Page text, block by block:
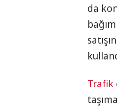
da
Trafik